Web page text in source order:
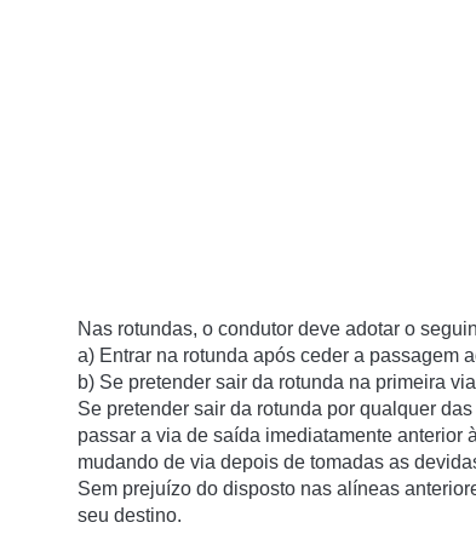
Nas rotundas, o condutor deve adotar o
a) Entrar na rotunda após ceder a passagem
b) Se pretender sair da rotunda na primeira
Se pretender sair da rotunda por qualquer
passar a via de saída imediatamente anterior
mudando de via depois de tomadas as
Sem prejuízo do disposto nas alíneas
seu destino.